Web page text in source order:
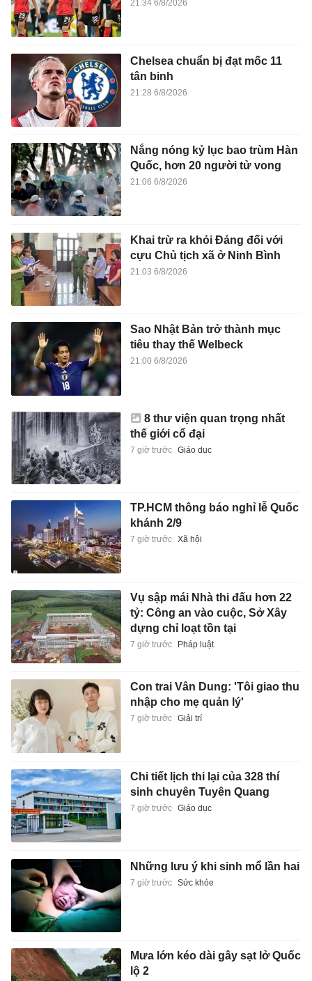
21:34 6/8/2026
Chelsea chuẩn bị đạt mốc 11
tân binh
21:28 6/8/2026
Nắng nóng kỷ lục bao trùm Hàn
Quốc, hơn 20 người tử vong
21:06 6/8/2026
Khai trừ ra khỏi Đảng đối với
cựu Chủ tịch xã ở Ninh Bình
21:03 6/8/2026
Sao Nhật Bản trở thành mục
tiêu thay thế Welbeck
21:00 6/8/2026
8 thư viện quan trọng nhất
thế giới cổ đại
7 giờ trước Giáo dục
TP.HCM thông báo nghỉ lễ Quốc
khánh 2/9
7 giờ trước Xã hội
Vụ sập mái Nhà thi đấu hơn 22
tỷ: Công an vào cuộc, Sở Xây
dựng chỉ loạt tồn tại
7 giờ trước Pháp luật
Con trai Vân Dung: 'Tôi giao thu
nhập cho mẹ quản lý'
7 giờ trước Giải trí
Chi tiết lịch thi lại của 328 thí
sinh chuyên Tuyên Quang
7 giờ trước Giáo dục
Những lưu ý khi sinh mổ lần hai
7 giờ trước Sức khỏe
Mưa lớn kéo dài gây sạt lở Quốc
lộ 2